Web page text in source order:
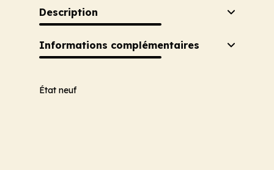
Description
Informations complémentaires
État neuf